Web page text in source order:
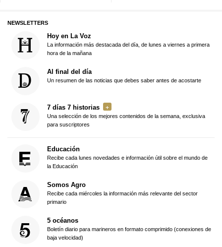
NEWSLETTERS
Hoy en La Voz
La información más destacada del día, de lunes a viernes a primera
hora de la mañana
Al final del día
Un resumen de las noticias que debes saber antes de acostarte
7 días 7 historias
Una selección de los mejores contenidos de la semana, exclusiva
para suscriptores
Educación
Recibe cada lunes novedades e información útil sobre el mundo de
la Educación
Somos Agro
Recibe cada miércoles la información más relevante del sector
primario
5 océanos
Boletín diario para marineros en formato comprimido (conexiones de
baja velocidad)